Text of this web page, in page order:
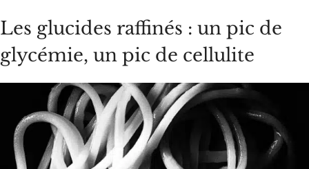
Les glucides raffinés : un pic de
glycémie, un pic de cellulite